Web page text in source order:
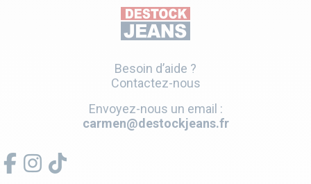
Besoin d’aide ?
Contactez-nous
Envoyez-nous un email :
carmen@destockjeans.fr